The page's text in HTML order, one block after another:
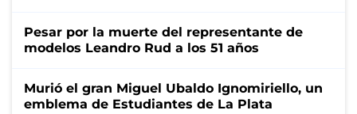
Pesar por la muerte del representante de
modelos Leandro Rud a los 51 años
Murió el gran Miguel Ubaldo Ignomiriello, un
emblema de Estudiantes de La Plata